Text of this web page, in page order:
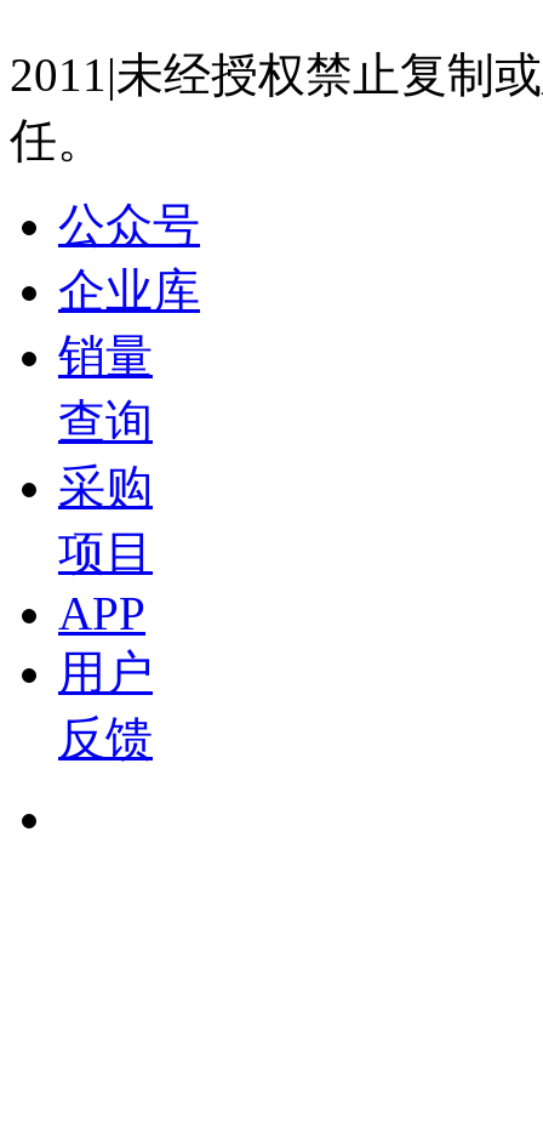
CES 2025 | 2024年极氪毛利率实现15%问题不大
2025-01-09 14:24
2025-01-09 14:23
02:57
CES 2025 | 极氪补能网络将出海，未来助力销量提
2025-01-09 14:21
00:17
CES 2025 | 安聪慧：新能源汽车出海比传统汽车更
2025-01-09 14:19
01:47
CES 2025 | 极氪与Waymo的合作今年将开启大批
2025-01-09 14:18
01:56
CES 2025 | 极氪在智驾、座舱及三电方面，实现自
2025-01-09 14:16
00:56
CES 2025 | 极氪7X将率先搭载800伏
2025-01-09 14:04
2011|未经授权禁止复制
任。
公众号
企业库
销量
查询
采购
项目
APP
用户
反馈